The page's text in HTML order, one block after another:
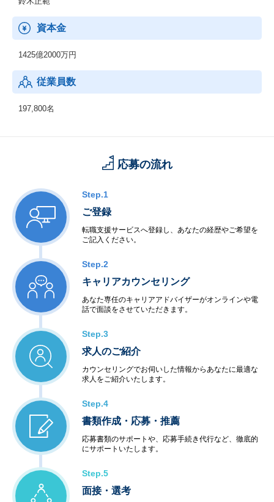
資本金
1425億2000万円
従業員数
197,800名
応募の流れ
Step.1
ご登録
転職支援サービスへ登録し、あなたの経歴やご希望を
ご記入ください。
Step.2
キャリアカウンセリング
あなた専任のキャリアアドバイザーがオンラインや電
話で面談をさせていただきます。
Step.3
求人のご紹介
カウンセリングでお伺いした情報からあなたに最適な
求人をご紹介いたします。
Step.4
書類作成・応募・推薦
応募書類のサポートや、応募手続き代行など、徹底的
にサポートいたします。
Step.5
面接・選考